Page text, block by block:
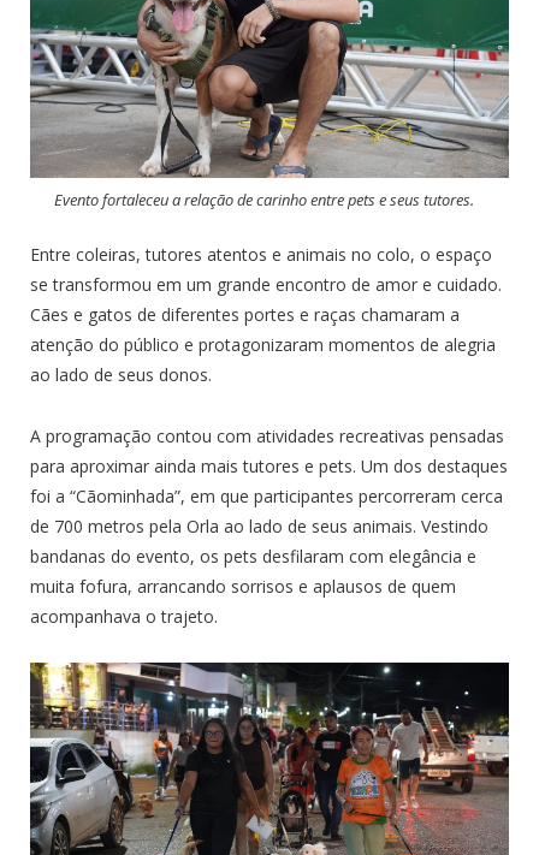
Evento fortaleceu a relação de carinho entre pets e seus tutores.
Entre coleiras, tutores atentos e animais no colo, o espaço
se transformou em um grande encontro de amor e cuidado.
Cães e gatos de diferentes portes e raças chamaram a
atenção do público e protagonizaram momentos de alegria
ao lado de seus donos.
A programação contou com atividades recreativas pensadas
para aproximar ainda mais tutores e pets. Um dos destaques
foi a “Cãominhada”, em que participantes percorreram cerca
de 700 metros pela Orla ao lado de seus animais. Vestindo
bandanas do evento, os pets desfilaram com elegância e
muita fofura, arrancando sorrisos e aplausos de quem
acompanhava o trajeto.